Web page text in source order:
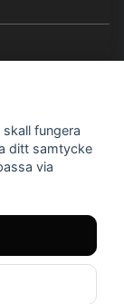
fungera
ditt samtycke
via